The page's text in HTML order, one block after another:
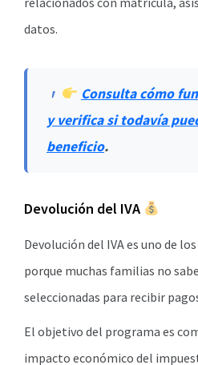
datos.
Consulta cómo
y verifica si todavía
beneficio.
Devolución del IVA
Devolución del IVA es uno de
porque muchas familias no
seleccionadas para recibir
El objetivo del programa es
impacto económico del